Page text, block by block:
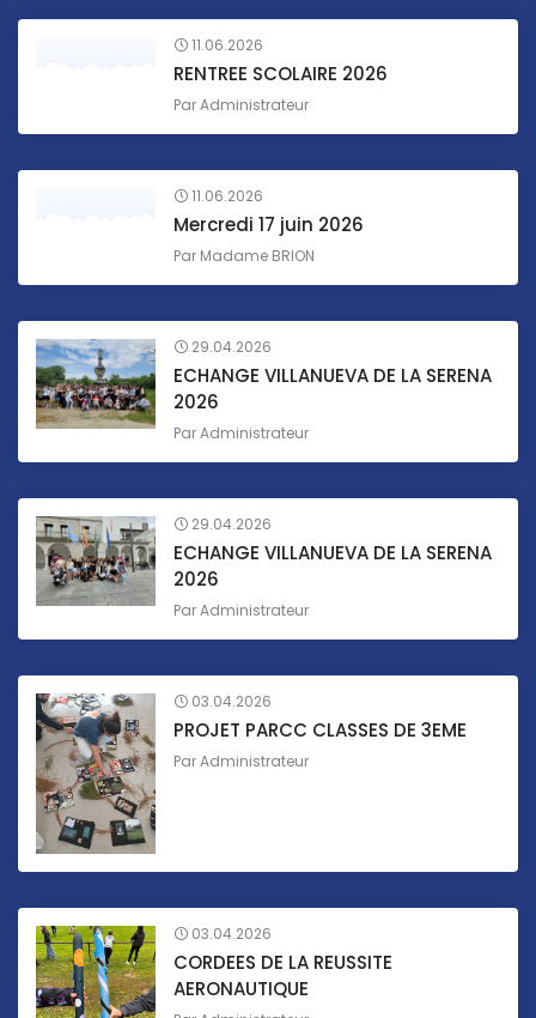
11.06.2026
RENTREE SCOLAIRE 2026
ParAdministrateur
11.06.2026
Mercredi 17 juin 2026
Par Madame BRION
29.04.2026
ECHANGE VILLANUEVA DE LA SERENA
2026
ParAdministrateur
29.04.2026
ECHANGE VILLANUEVA DE LA SERENA
2026
ParAdministrateur
03.04.2026
PROJET PARCC CLASSES DE 3EME
ParAdministrateur
03.04.2026
CORDEES DE LA REUSSITE
AERONAUTIQUE